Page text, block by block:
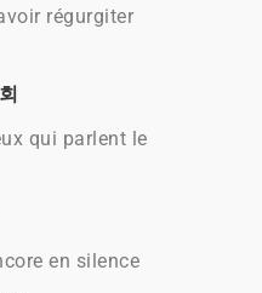
régurgiter
qui parlent le
en silence